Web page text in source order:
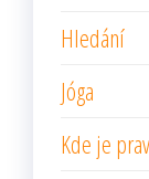
Hledání
Jóga
Kde je